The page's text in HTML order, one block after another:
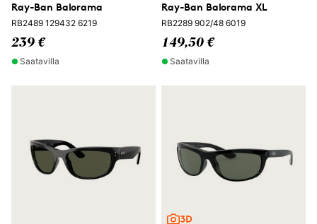
Ray-Ban Balorama
RB2489 129432 6219
239 €
Saatavilla
Ray-Ban Balorama XL
RB2289 902/48 6019
149,50 €
Saatavilla